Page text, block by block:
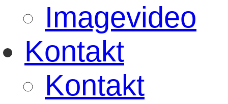
Imagevideo
Kontakt
Kontakt